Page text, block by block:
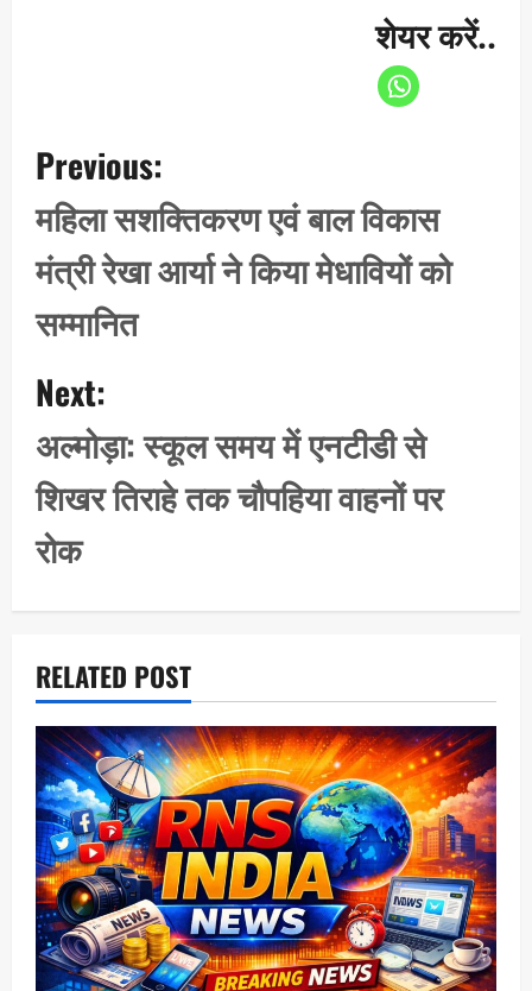
शेयर करें..
o
s
t
n
a
v
i
g
a
t
i
o
Previous:
महिला सशक्तिकरण एवं बाल विकास
मंत्री रेखा आर्या ने किया मेधावियों को
सम्मानित
Next:
अल्मोड़ा: स्कूल समय में एनटीडी से
शिखर तिराहे तक चौपहिया वाहनों पर
रोक
RELATED POST